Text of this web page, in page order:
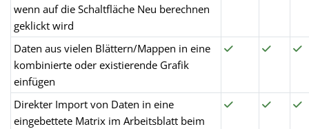
wenn auf die Schaltfläche Neu berechnen
geklickt wird
Daten aus vielen Blättern/Mappen in eine
kombinierte oder existierende Grafik
einfügen
Direkter Import von Daten in eine
eingebettete Matrix im Arbeitsblatt beim